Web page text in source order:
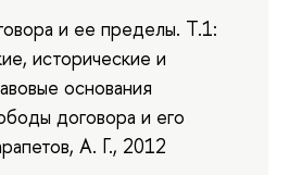
и ее пределы. Т.1:
исторические и
основания
договора и его
А. Г., 2012